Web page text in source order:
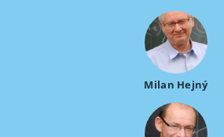
Milan Hejný